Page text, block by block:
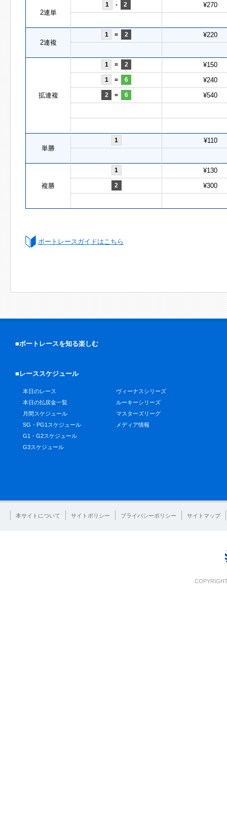
2連単
1 - 2 ¥270
2連複
1 = 2 ¥220
拡連複
1 = 2 ¥150
1 = 6 ¥240
2 = 6 ¥540
単勝
1 ¥110
複勝
1 ¥130
2 ¥300
ボートレースガイドはこちら
■ボートレースを知る楽しむ
■レーススケジュール
本日のレース
本日の払戻金一覧
月間スケジュール
SG・PG1スケジュール
G1・G2スケジュール
G3スケジュール
ヴィーナスシリーズ
ルーキーシリーズ
マスターズリーグ
メディア情報
本サイトについて サイトポリシー プライバシーポリシー サイトマップ